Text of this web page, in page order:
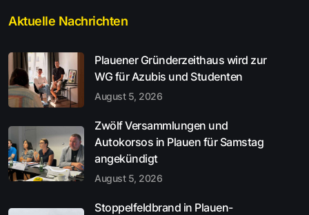
Aktuelle Nachrichten
Plauener Gründerzeithaus wird zur
WG für Azubis und Studenten
August 5, 2026
Zwölf Versammlungen und
Autokorsos in Plauen für Samstag
angekündigt
August 5, 2026
Stoppelfeldbrand in Plauen-